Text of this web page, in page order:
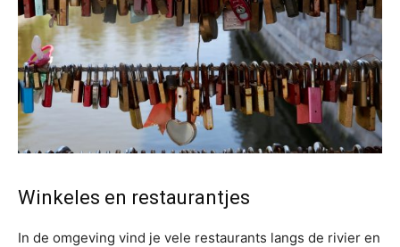
Winkeles en restaurantjes
In de omgeving vind je vele restaurants langs de rivier en